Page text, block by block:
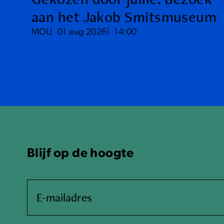
aan het Jakob Smitsmuseum
MOL 01 aug 2026 14:00
Blijf op de hoogte